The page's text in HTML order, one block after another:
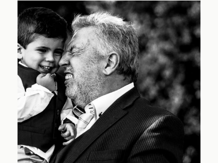
Kontakt
Blog
Impressum